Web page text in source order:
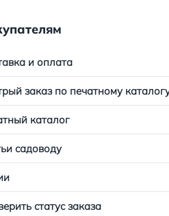
и оплата
заказ по печатному
каталог
садоводу
статус заказа